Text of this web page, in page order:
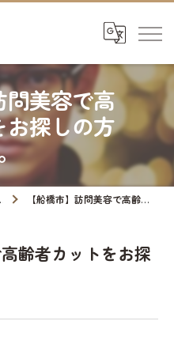
美容で高
探しの方
【船橋市】訪問美容で高齢者カットをお探しの方へ。
齢者カットをお探